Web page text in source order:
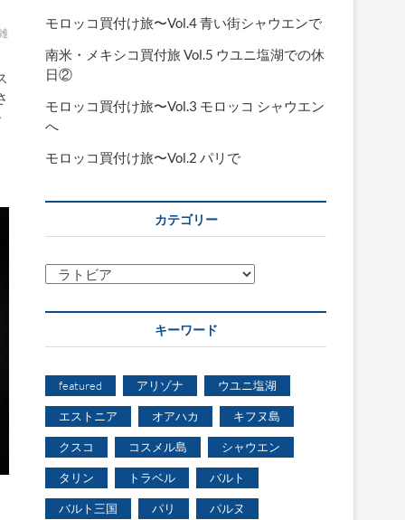
モロッコ買付け旅〜Vol.4 青い街シャウエンで
南米・メキシコ買付旅 Vol.5 ウユニ塩湖での休
日②
モロッコ買付け旅〜Vol.3 モロッコ シャウエン
へ
モロッコ買付け旅〜Vol.2 パリで
カテゴリー
ゴ
ー
キーワード
featured アリゾナ ウユニ塩湖
エストニア オアハカ キフヌ島
クスコ コスメル島 シャウエン
タリン トラベル バルト
バルト三国 パリ パルヌ